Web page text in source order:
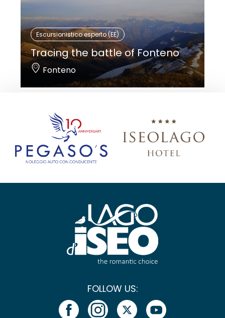
Escursionistico esperto (EE)
Tracing the battle of Fonteno
Fonteno
FOLLOW US: